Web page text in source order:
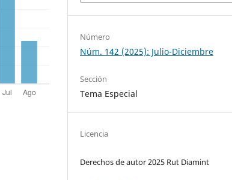
Número
Núm. 142 (2025): Julio-Diciembre
Sección
Tema Especial
Licencia
Derechos de autor 2025 Rut Diamint